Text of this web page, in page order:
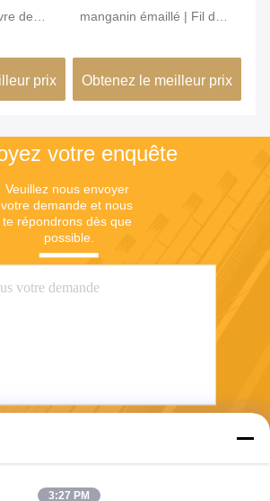
de
prix
manganin émaillé | Fil de
6J11 6J13
Obtenez le meilleur prix
votre enquête
Veuillez nous envoyer
votre demande et nous
te répondrons dès que
possible.
3:27 PM